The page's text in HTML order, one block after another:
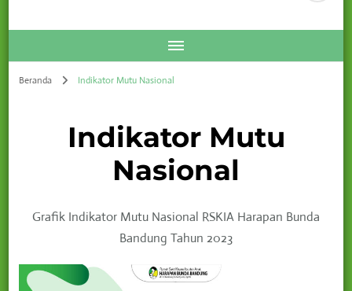
Beranda Indikator Mutu Nasional
Indikator Mutu
Nasional
Grafik Indikator Mutu Nasional RSKIA Harapan Bunda
Bandung Tahun 2023